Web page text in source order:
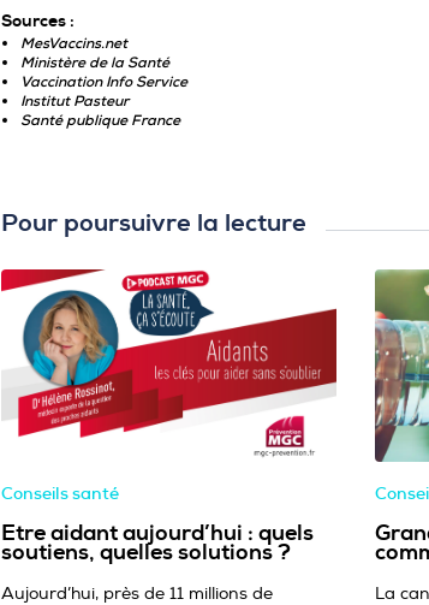
Sources :
MesVaccins.net
Ministère de la Santé
Vaccination Info Service
Institut Pasteur
Santé publique France
Pour poursuivre la lecture
Conseils santé
Etre aidant aujourd’hui : quels
soutiens, quelles solutions ?
Aujourd’hui, près de 11 millions de La